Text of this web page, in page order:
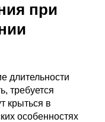
при
длительности
требуется
крыться в
особенностях